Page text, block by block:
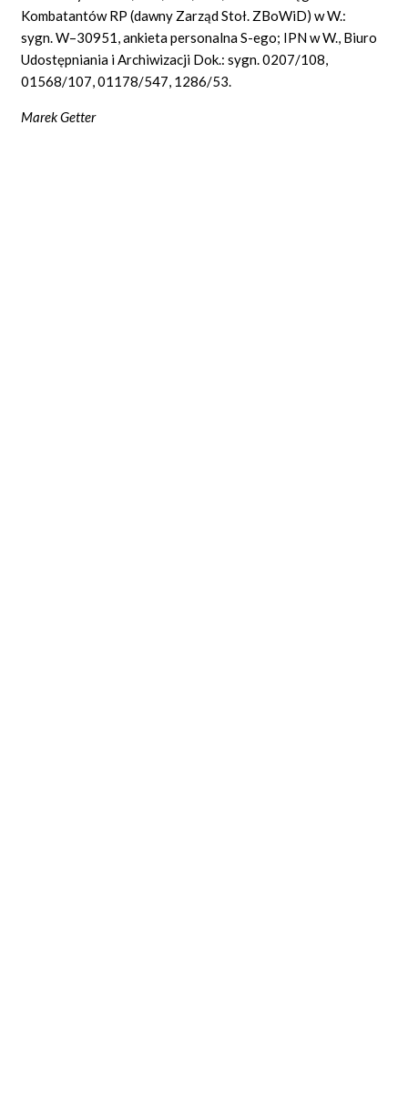
Kombatantów RP (dawny Zarząd Stoł. ZBoWiD) w W.:
sygn. W–30951, ankieta personalna S-ego; IPN w W., Biuro
Udostępniania i Archiwizacji Dok.: sygn. 0207/108,
01568/107, 01178/547, 1286/53.
Marek Getter